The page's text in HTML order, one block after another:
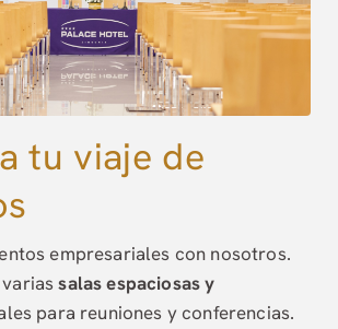
tu viaje de
empresariales con nosotros.
salas espaciosas y
para reuniones y conferencias.